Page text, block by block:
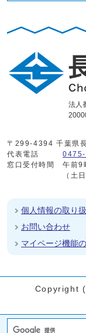
法人
〒299-4394 千葉県
代表電話
窓口受付時間
午前9
（土
個人情報の取り
お問い合わせ
マイページ機能
Copyright